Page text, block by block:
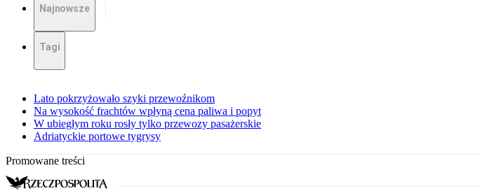
Najnowsze
Tagi
Lato pokrzyżowało szyki przewoźnikom
Na wysokość frachtów wpłyną cena paliwa i popyt
W ubiegłym roku rosły tylko przewozy pasażerskie
Adriatyckie portowe tygrysy
Promowane treści